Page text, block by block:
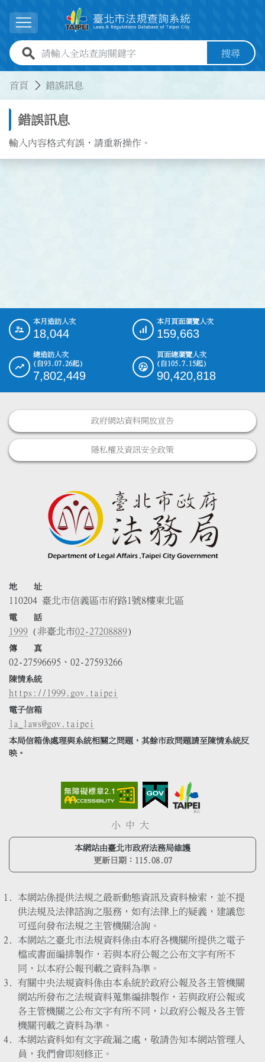
展開選單
全站查詢關鍵字欄位 搜尋
首頁 錯誤訊息
錯誤訊息
輸入內容格式有誤，請重新操作。
::: 本月造訪人次
18,044
本月頁面瀏覽人次
159,663
總造訪人次
(自93.07.26起)
7,802,449
頁面總瀏覽人次
(自105.7.15起)
90,420,818
政府網站資料開放宣告
隱私權及資訊安全政策
地 址
110204 臺北市信義區市府路1號8樓東北區
電 話
1999 (非臺北市02-27208889)
傳 真
02-27596695、02-27593266
陳情系統
https://1999.gov.taipei
電子信箱
la_laws@gov.taipei
本局信箱係處理與系統相關之問題，其餘市政問題請至陳情系統反
映。
小 中 大
本網站由臺北市政府法務局維護
更新日期： 115.08.07
本網站係提供法規之最新動態資訊及資料檢索，並不提
供法規及法律諮詢之服務，如有法律上的疑義，建議您
可逕向發布法規之主管機關洽詢。
本網站之臺北市法規資料係由本府各機關所提供之電子
檔或書面編排製作，若與本府公報之公布文字有所不
同，以本府公報刊載之資料為準。
有關中央法規資料係由本系統於政府公報及各主管機關
網站所發布之法規資料蒐集編排製作，若與政府公報或
各主管機關之公布文字有所不同，以政府公報及各主管
機關刊載之資料為準。
本網站資料如有文字疏漏之處，敬請告知本網站管理人
員，我們會即刻修正。